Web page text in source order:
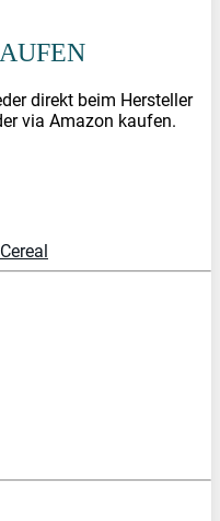
direkt beim Hersteller
via Amazon kaufen.